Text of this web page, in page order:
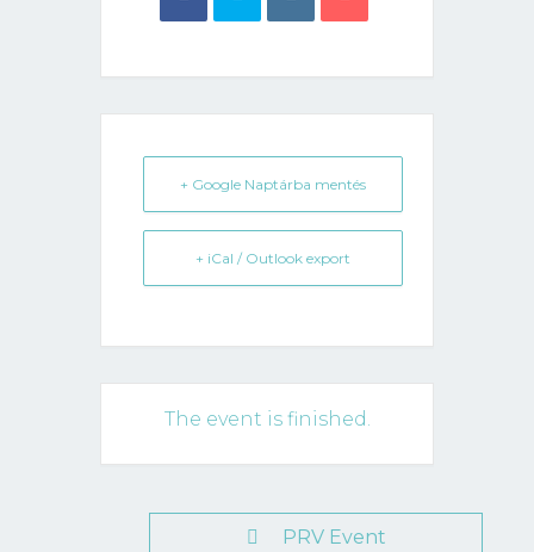
+ Google Naptárba mentés
+ iCal / Outlook export
The event is finished.
PRV Event